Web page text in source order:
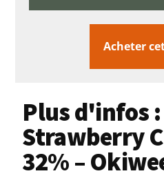
Acheter
Plus d'infos :
Strawberry
32% –